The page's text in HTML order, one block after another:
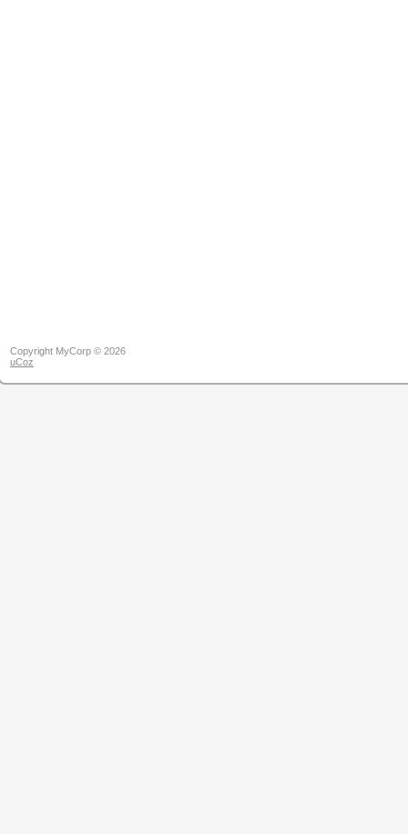
Copyright MyCorp © 2026
uCoz